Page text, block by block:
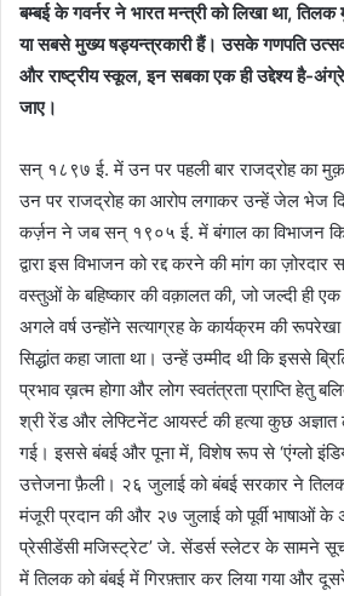
बम्बई के गवर्नर ने भारत मन्त्री को लिखा था,
या सबसे मुख्य षड्यन्त्रकारी हैं। उसके गणपति
और राष्ट्रीय स्कूल, इन सबका एक ही उद्देश्य है-
जाए।
सन् १८९७ ई. में उन पर पहली बार राजद्रोह का
उन पर राजद्रोह का आरोप लगाकर उन्हें जेल भेज
कर्ज़न ने जब सन् १९०५ ई. में बंगाल का विभाजन
द्वारा इस विभाजन को रद्द करने की मांग का
वस्तुओं के बहिष्कार की वक़ालत की, जो जल्दी ही
अगले वर्ष उन्होंने सत्याग्रह के कार्यक्रम की
सिद्धांत कहा जाता था। उन्हें उम्मीद थी कि इससे
प्रभाव ख़त्म होगा और लोग स्वतंत्रता प्राप्ति हेतु
श्री रेंड और लेफ्टिनेंट आयर्स्ट की हत्या कुछ अज्ञात
गई। इससे बंबई और पूना में, विशेष रूप से ‘एंग्लो
उत्तेजना फ़ैली। २६ जुलाई को बंबई सरकार ने
मंजूरी प्रदान की और २७ जुलाई को पूर्वी भाषाओं
प्रेसीडेंसी मजिस्ट्रेट’ जे. सेंडर्स स्लेटर के सामने
में तिलक को बंबई में गिरफ़्तार कर लिया गया और